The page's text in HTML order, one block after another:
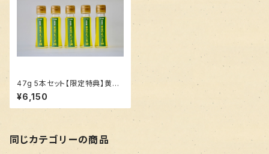
47g 5本セット【限定特典】黄金
のえごま油
¥6,150
同じカテゴリーの商品